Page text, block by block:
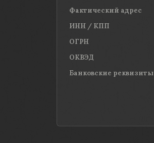
Фактический адрес
ИНН / КПП
ОГРН
ОКВЭД
Банковские реквизиты